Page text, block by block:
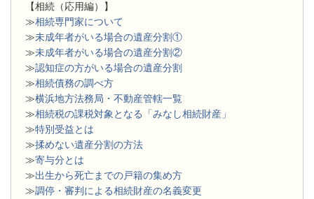
【相続（応用編）】
≫相続専門家について
≫未成年者がいる場合の遺産分割①
≫未成年者がいる場合の遺産分割②
≫認知症の方がいる場合の遺産分割
≫相続債務の調べ方
≫横浜地方法務局・不動産管轄一覧
≫相続税の課税対象となる「みなし相続財産」
≫特別受益とは
≫揉めない遺産分割の方法
≫寄与分とは
≫出生から死亡までの戸籍の集め方
≫調停・審判による相続財産の名義変更